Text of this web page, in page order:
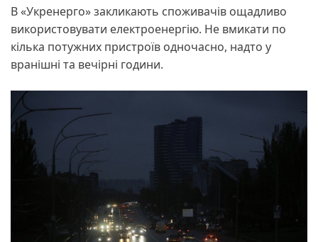
В «Укренерго» закликають споживачів ощадливо
використовувати електроенергію. Не вмикати по
кілька потужних пристроїв одночасно, надто у
вранішні та вечірні години.